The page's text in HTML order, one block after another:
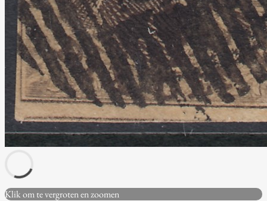
Klik om te vergroten en zoomen